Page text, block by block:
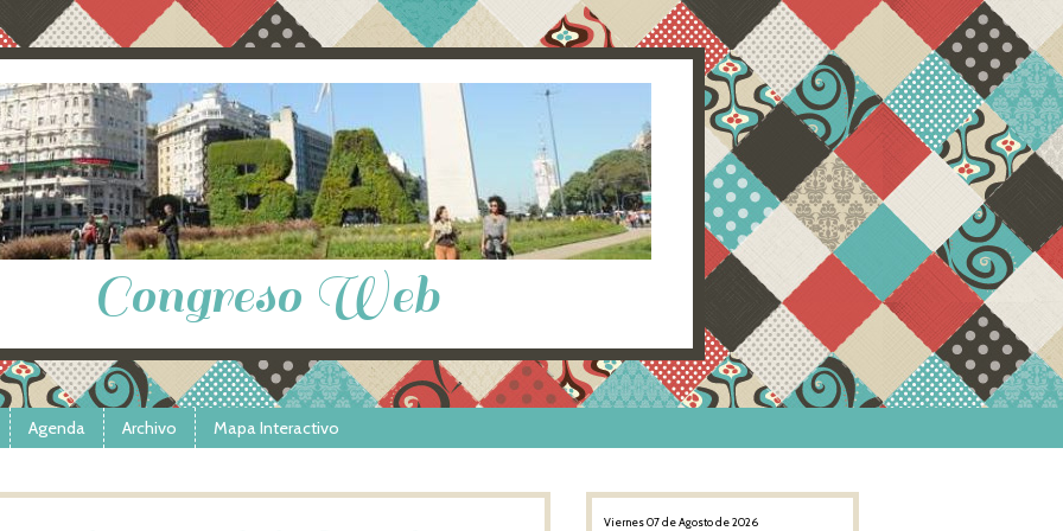
Congreso Web
Agenda Archivo Mapa Interactivo
Viernes 07 de Agosto de 2026